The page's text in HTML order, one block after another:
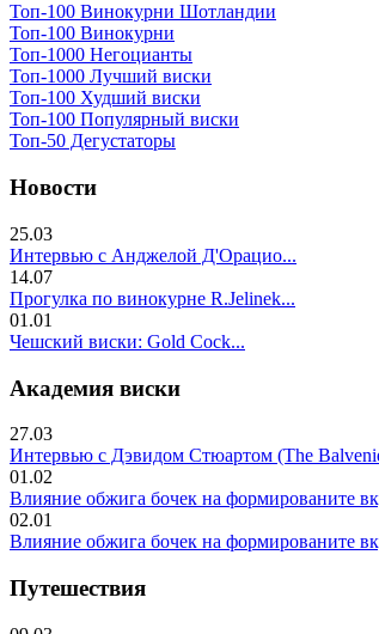
Топ-100 Винокурни Шотландии
Топ-100 Винокурни
Топ-1000 Негоцианты
Топ-1000 Лучший виски
Топ-100 Худший виски
Топ-100 Популярный виски
Топ-50 Дегустаторы
Новости
25.03
Интервью с Анджелой Д'Орацио...
14.07
Прогулка по винокурне R.Jelinek...
01.01
Чешский виски: Gold Cock...
Академия виски
27.03
Интервью с Дэвидом Стюартом (The
01.02
Влияние обжига бочек на формированите
02.01
Влияние обжига бочек на формированите
Путешествия